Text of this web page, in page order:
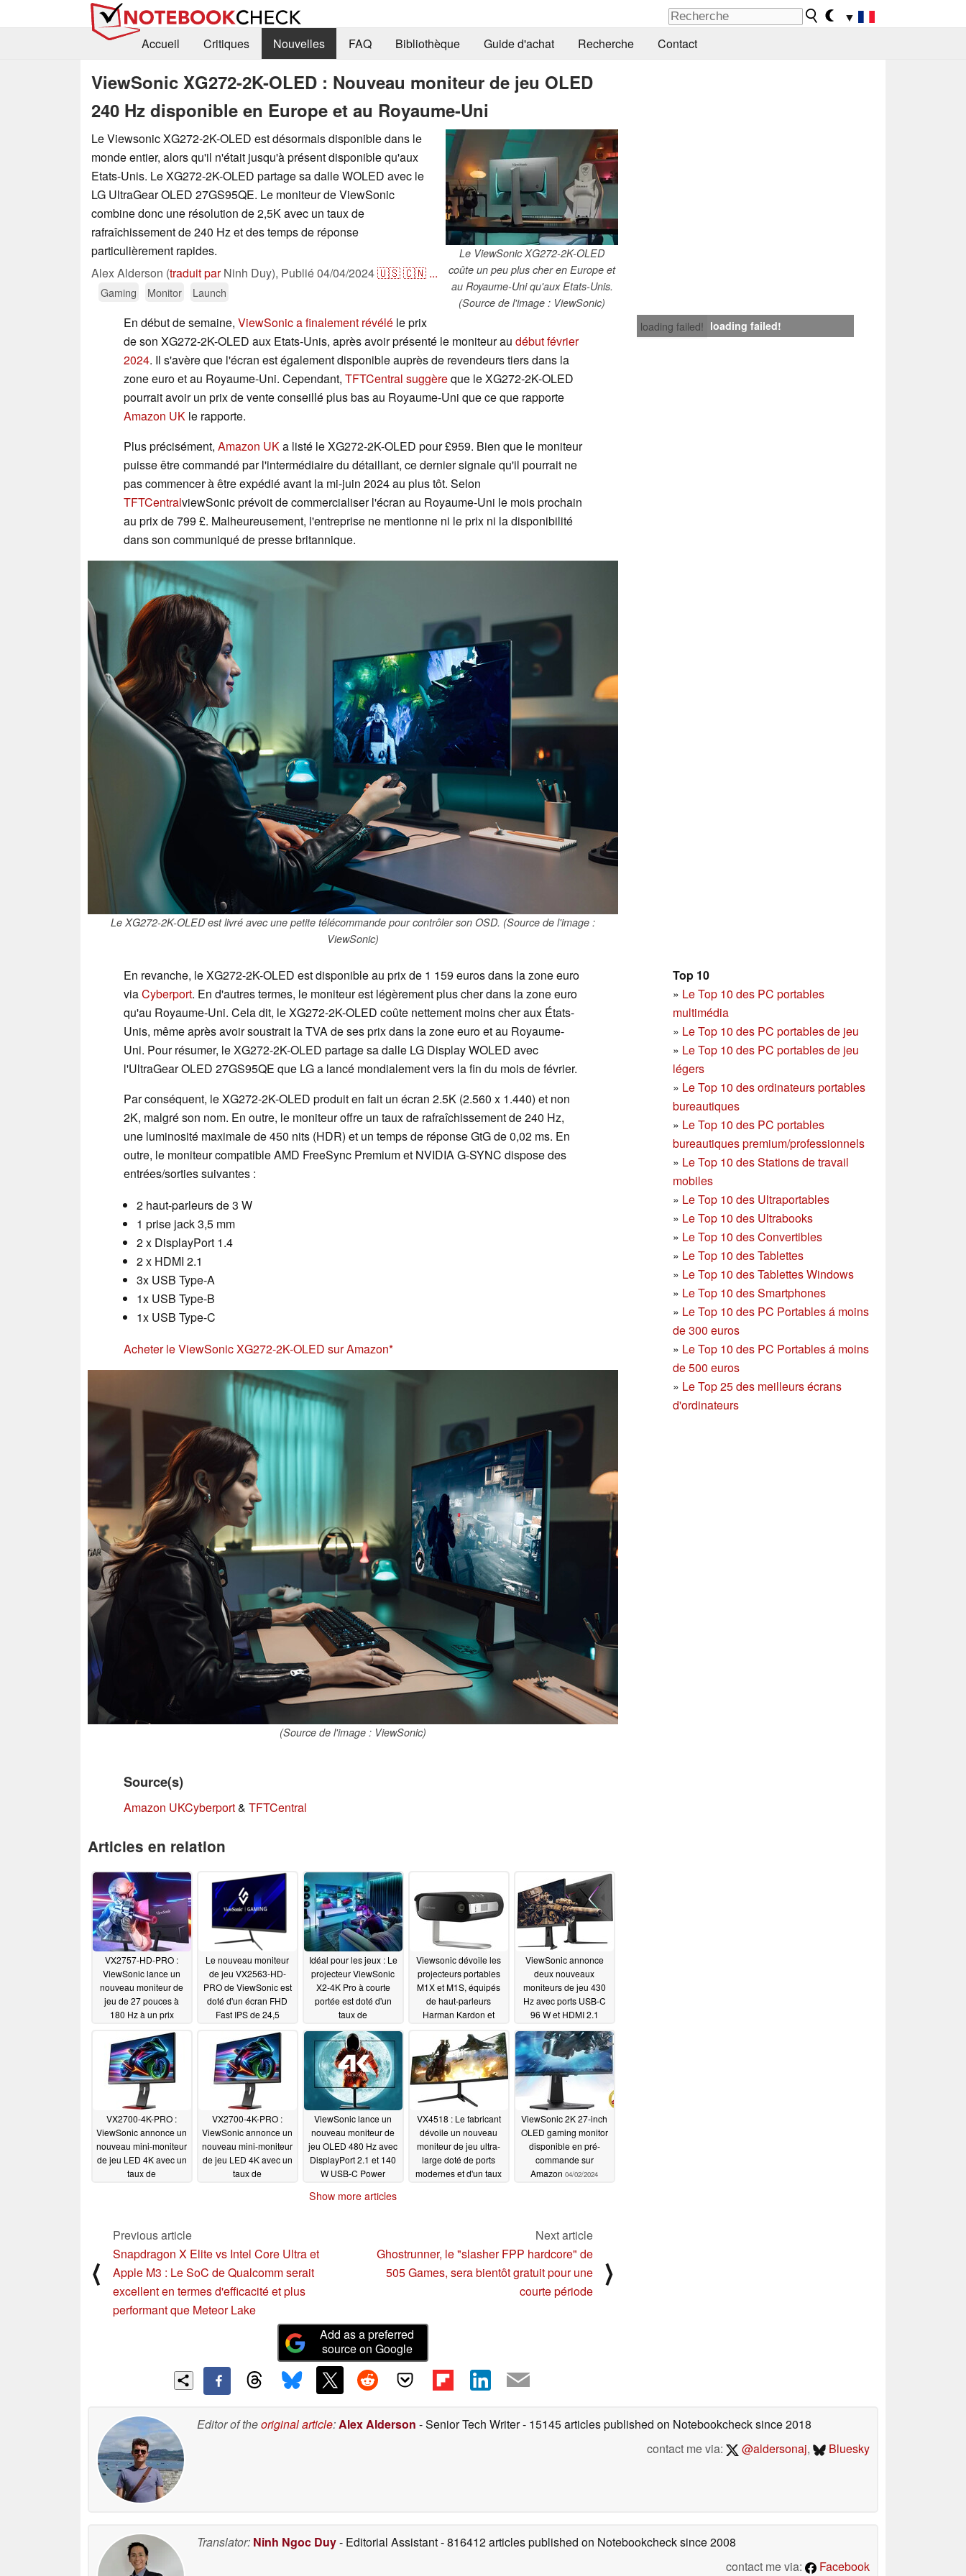
▼
Accueil
Critiques Nouvelles FAQ Bibliothèque Guide d'achat Recherche Contact
ViewSonic XG272-2K-OLED : Nouveau moniteur de jeu OLED
240 Hz disponible en Europe et au Royaume-Uni
Le ViewSonic XG272-2K-OLED
coûte un peu plus cher en Europe et
au Royaume-Uni qu'aux Etats-Unis.
(Source de l'image : ViewSonic)
Le Viewsonic XG272-2K-OLED est désormais disponible dans le
monde entier, alors qu'il n'était jusqu'à présent disponible qu'aux
Etats-Unis. Le XG272-2K-OLED partage sa dalle WOLED avec le
LG UltraGear OLED 27GS95QE. Le moniteur de ViewSonic
combine donc une résolution de 2,5K avec un taux de
rafraîchissement de 240 Hz et des temps de réponse
particulièrement rapides.
Alex Alderson (traduit parNinh Duy), Publié04/04/2024🇺🇸🇨🇳 ...
Gaming Monitor Launch
loading failed! loading failed!
En début de semaine, ViewSonic a finalement révélé le prix
de son XG272-2K-OLED aux Etats-Unis, après avoir présenté le moniteur au début février
2024. Il s'avère que l'écran est également disponible auprès de revendeurs tiers dans la
zone euro et au Royaume-Uni. Cependant, TFTCentral suggèreque le XG272-2K-OLED
pourrait avoir un prix de vente conseillé plus bas au Royaume-Uni que ce que rapporte
Amazon UK le rapporte.
Plus précisément, Amazon UKa listé le XG272-2K-OLED pour £959. Bien que le moniteur
puisse être commandé par l'intermédiaire du détaillant, ce dernier signale qu'il pourrait ne
pas commencer à être expédié avant la mi-juin 2024 au plus tôt. Selon
TFTCentralviewSonic prévoit de commercialiser l'écran au Royaume-Uni le mois prochain
au prix de 799 £. Malheureusement, l'entreprise ne mentionne ni le prix ni la disponibilité
dans son communiqué de presse britannique.
Le XG272-2K-OLED est livré avec une petite télécommande pour contrôler son OSD. (Source de l'image :
ViewSonic)
Top 10
» Le Top 10 des PC portables
multimédia
» Le Top 10 des PC portables de jeu
» Le Top 10 des PC portables de jeu
légers
» Le Top 10 des ordinateurs portables
bureautiques
» Le Top 10 des PC portables
bureautiques premium/professionnels
» Le Top 10 des Stations de travail
mobiles
» Le Top 10 des Ultraportables
» Le Top 10 des Ultrabooks
» Le Top 10 des Convertibles
» Le Top 10 des Tablettes
» Le Top 10 des Tablettes Windows
» Le Top 10 des Smartphones
» Le Top 10 des PC Portables á moins
de 300 euros
» Le Top 10 des PC Portables á moins
de 500 euros
» Le Top 25 des meilleurs écrans
d'ordinateurs
En revanche, le XG272-2K-OLED est disponible au prix de 1 159 euros dans la zone euro
viaCyberport. En d'autres termes, le moniteur est légèrement plus cher dans la zone euro
qu'au Royaume-Uni. Cela dit, le XG272-2K-OLED coûte nettement moins cher aux États-
Unis, même après avoir soustrait la TVA de ses prix dans la zone euro et au Royaume-
Uni. Pour résumer, le XG272-2K-OLED partage sa dalle LG Display WOLED avec
l'UltraGear OLED 27GS95QE que LG a lancé mondialement vers la fin du mois de février.
Par conséquent, le XG272-2K-OLED produit en fait un écran 2.5K (2.560 x 1.440) et non
2K, malgré son nom. En outre, le moniteur offre un taux de rafraîchissement de 240 Hz,
une luminosité maximale de 450 nits (HDR) et un temps de réponse GtG de 0,02 ms. En
outre, le moniteur compatible AMD FreeSync Premium et NVIDIA G-SYNC dispose des
entrées/sorties suivantes :
2 haut-parleurs de 3 W
1 prise jack 3,5 mm
2 x DisplayPort 1.4
2 x HDMI 2.1
3x USB Type-A
1x USB Type-B
1x USB Type-C
Acheter le ViewSonic XG272-2K-OLED sur Amazon
(Source de l'image : ViewSonic)
Source(s)
Amazon UKCyberport& TFTCentral
Articles en relation
VX2757-HD-PRO :
ViewSonic lance un
nouveau moniteur de
jeu de 27 pouces à
180 Hz à un prix
Le nouveau moniteur
de jeu VX2563-HD-
PRO de ViewSonic est
doté d'un écran FHD
Fast IPS de 24,5
rafraîchissement de
300 Hz et de la
technologie HDR10
10/29/2024
Idéal pour les jeux : Le
projecteur ViewSonic
X2-4K Pro à courte
portée est doté d'un
taux de
240 Hz et d'un faible
décalage d'entrée
10/10/2024
Viewsonic dévoile les
projecteurs portables
M1X et M1S, équipés
de haut-parleurs
Harman Kardon et
d'alimentation"
08/21/2024
ViewSonic annonce
deux nouveaux
moniteurs de jeu 430
Hz avec ports USB-C
96 W et HDMI 2.1
07/30/2024
VX2700-4K-PRO :
ViewSonic annonce un
nouveau mini-moniteur
de jeu LED 4K avec un
taux de
VX2700-4K-PRO :
ViewSonic annonce un
nouveau mini-moniteur
de jeu LED 4K avec un
taux de
ViewSonic lance un
nouveau moniteur de
jeu OLED 480 Hz avec
DisplayPort 2.1 et 140
W USB-C Power
VX4518 : Le fabricant
dévoile un nouveau
moniteur de jeu ultra-
large doté de ports
modernes et d'un taux
ViewSonic 2K 27-inch
OLED gaming monitor
disponible en pré-
commande sur
Amazon 04/02/2024
Show more articles
⟨
Previous article
Snapdragon X Elite vs Intel Core Ultra et
Apple M3 : Le SoC de Qualcomm serait
excellent en termes d'efficacité et plus
performant que Meteor Lake
Next article
Ghostrunner, le "slasher FPP hardcore" de
505 Games, sera bientôt gratuit pour une
courte période
⟩
Add as a preferred
source on Google
Editor of theoriginal article:Alex Alderson - Senior Tech Writer- 15145 articles published on Notebookchecksince 2018
contact me via:
@aldersonaj, Bluesky
Translator: Ninh Ngoc Duy- Editorial Assistant- 816412 articles published on Notebookchecksince 2008
contact me via:
Facebook